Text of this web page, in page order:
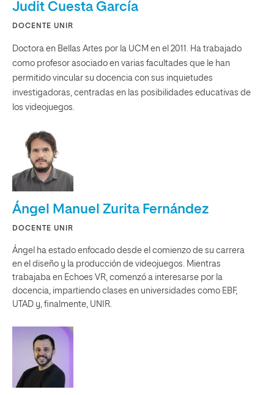
Judit Cuesta García
DOCENTE UNIR
Doctora en Bellas Artes por la UCM en el 2011. Ha trabajado
como profesor asociado en varias facultades que le han
permitido vincular su docencia con sus inquietudes
investigadoras, centradas en las posibilidades educativas de
los videojuegos.
Ángel Manuel Zurita Fernández
DOCENTE UNIR
Ángel ha estado enfocado desde el comienzo de su carrera
en el diseño y la producción de videojuegos. Mientras
trabajaba en Echoes VR, comenzó a interesarse por la
docencia, impartiendo clases en universidades como EBF,
UTAD y, finalmente, UNIR.